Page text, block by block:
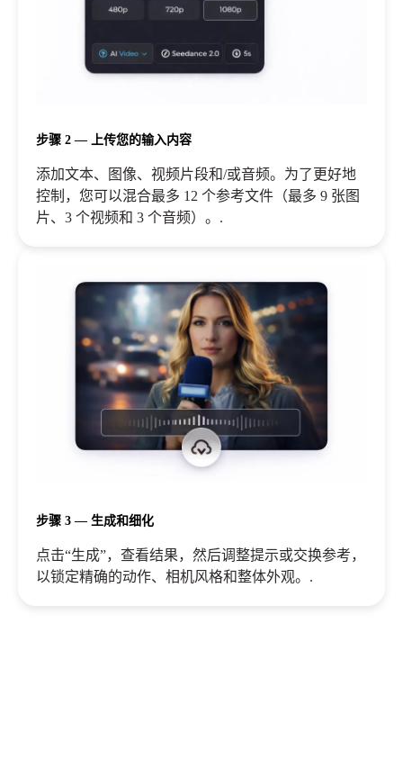
步骤 2 — 上传您的输入内容
添加文本、图像、视频片段和/或音频。为了更好地
控制，您可以混合最多 12 个参考文件（最多 9 张图
片、3 个视频和 3 个音频）。.
步骤 3 — 生成和细化
点击“生成”，查看结果，然后调整提示或交换参考，
以锁定精确的动作、相机风格和整体外观。.